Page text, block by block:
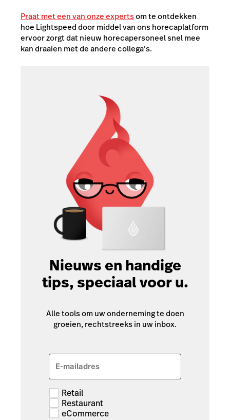
Praat met een van onze expertsom te ontdekken
hoe Lightspeed door middel van ons horecaplatform
ervoor zorgt dat nieuw horecapersoneel snel mee
kan draaien met de andere collega’s.
Nieuws en handige
tips, speciaal voor u.
Alle tools om uw onderneming te doen
groeien, rechtstreeks in uw inbox.
E-mailadres
Retail
Restaurant
eCommerce